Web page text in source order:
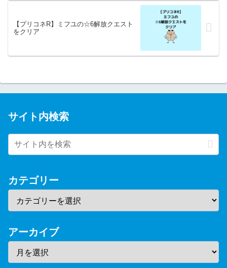
【プリコネR】ミフユの☆6解放クエスト
をクリア
サイト内検索
カテゴリー
アーカイブ